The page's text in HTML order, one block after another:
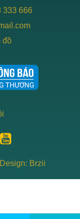
333 666
đồ
Brzii